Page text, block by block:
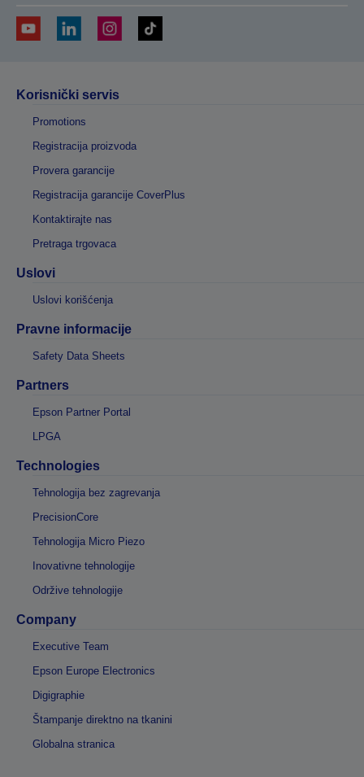
Korisnički servis
Promotions
Registracija proizvoda
Provera garancije
Registracija garancije CoverPlus
Kontaktirajte nas
Pretraga trgovaca
Uslovi
Uslovi korišćenja
Pravne informacije
Safety Data Sheets
Partners
Epson Partner Portal
LPGA
Technologies
Tehnologija bez zagrevanja
PrecisionCore
Tehnologija Micro Piezo
Inovativne tehnologije
Održive tehnologije
Company
Executive Team
Epson Europe Electronics
Digigraphie
Štampanje direktno na tkanini
Globalna stranica